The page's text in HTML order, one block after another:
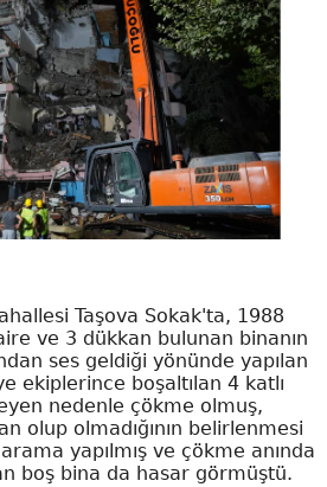
Taşova Sokak'ta, 1988
ve 3 dükkan bulunan binanın
ses geldiği yönünde yapılan
ekiplerince boşaltılan 4 katlı
nedenle çökme olmuş,
olup olmadığının belirlenmesi
yapılmış ve çökme anında
boş bina da hasar görmüştü.